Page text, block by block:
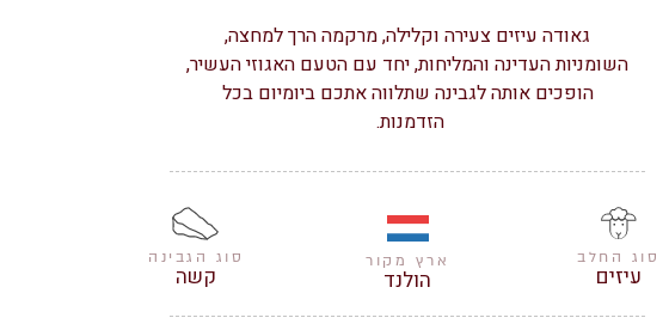
גאודה עיזים צעירה וקלילה,מרקמה הרך למחצה,
השומניות העדינה והמליחות, יחד עם הטעם האגוזי העשיר,
הופכים אותה לגבינה שתלווה אתכם ביומיום בכל
הזדמנות.
סוג החלב
עיזים
ארץ מקור
הולנד
סוג הגבינה
קשה